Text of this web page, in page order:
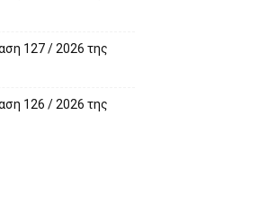
127 / 2026 της
126 / 2026 της